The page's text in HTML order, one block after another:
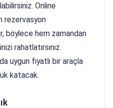
Online
rezervasyon
böylece hem zamandan
rahatlatırsınız.
uygun fiyatlı bir araçla
katacak.